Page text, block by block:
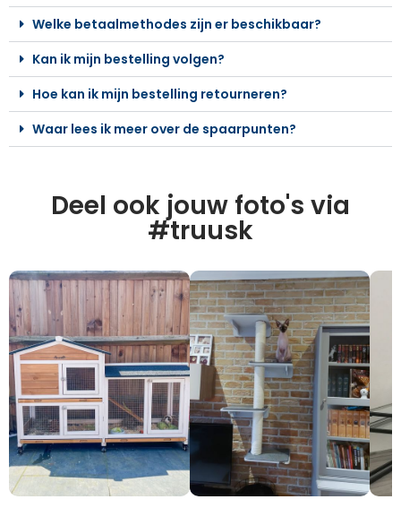
Welke betaalmethodes zijn er beschikbaar?
Kan ik mijn bestelling volgen?
Hoe kan ik mijn bestelling retourneren?
Waar lees ik meer over de spaarpunten?
Deel ook jouw foto's via
#truusk